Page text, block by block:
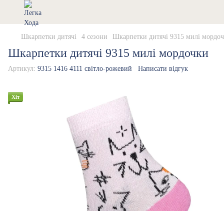
Шкарпетки дитячі 4 сезони Шкарпетки дитячі 9315 милі
Шкарпетки дитячі 9315 милі мордочки
Артикул: 9315 1416 4111 світло-рожевий Написати відгук
Хіт